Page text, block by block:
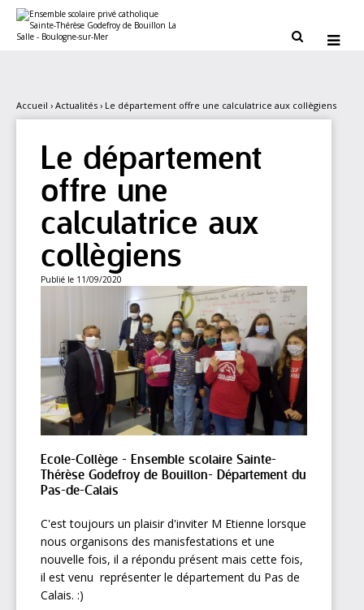
contenu.
personnels
 
Accueil › Actualités › Le département offre une calculatrice aux collègiens
Le département
offre une
calculatrice aux
collègiens
Publié le 11/09/2020
Ecole-Collège - Ensemble scolaire Sainte-
Thérèse Godefroy de Bouillon- Département du
Pas-de-Calais
C'est toujours un plaisir d'inviter M Etienne lorsque
nous organisons des manisfestations et une
nouvelle fois, il a répondu présent mais cette fois,
il est venu représenter le département du Pas de
Calais. :)